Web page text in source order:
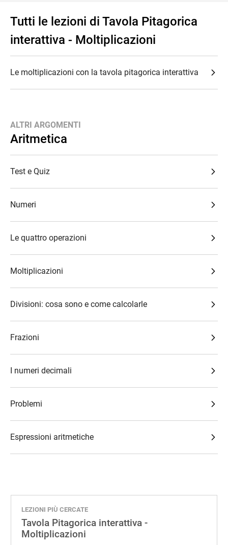
Tutti le lezioni di Tavola Pitagorica
interattiva - Moltiplicazioni
Le moltiplicazioni con la tavola pitagorica interattiva
ALTRI ARGOMENTI
Aritmetica
Test e Quiz
Numeri
Le quattro operazioni
Moltiplicazioni
Divisioni: cosa sono e come calcolarle
Frazioni
I numeri decimali
Problemi
Espressioni aritmetiche
LEZIONI PIÙ CERCATE
Tavola Pitagorica interattiva -
Moltiplicazioni